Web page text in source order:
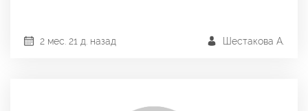
Шестакова А.
2 мес. 21 д. назад